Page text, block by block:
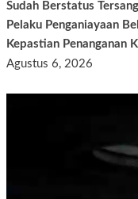
Sudah Berstatus
Pelaku Penganiayaan
Kepastian Penanganan
Agustus 6, 2026